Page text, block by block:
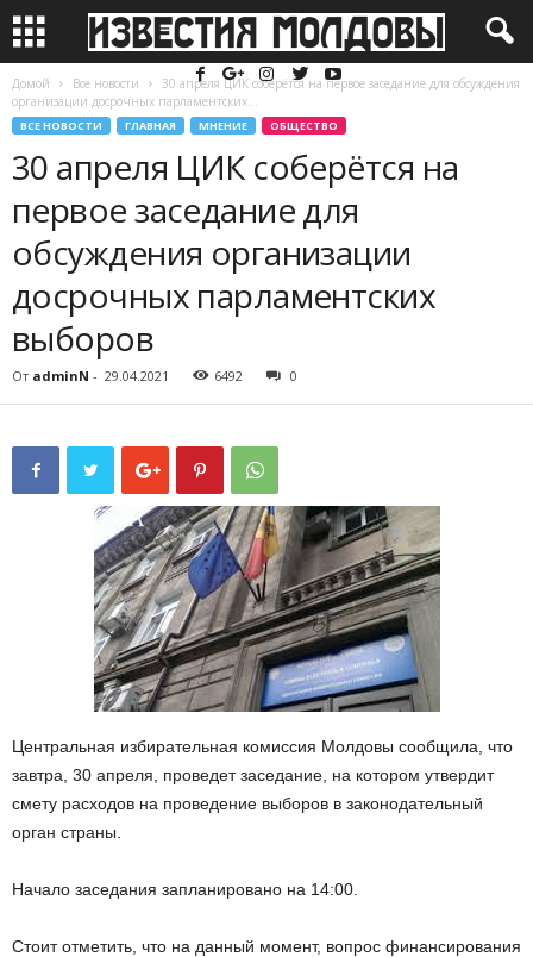
Домой Все новости
30 апреля ЦИК соберётся на первое заседание для обсуждения
организации досрочных парламентских...
ВСЕ НОВОСТИ ГЛАВНАЯ МНЕНИЕ ОБЩЕСТВО
30 апреля ЦИК соберётся на
первое заседание для
обсуждения организации
досрочных парламентских
выборов
От adminN - 29.04.2021 6492 0
Центральная избирательная комиссия Молдовы сообщила, что
завтра, 30 апреля, проведет заседание, на котором утвердит
смету расходов на проведение выборов в законодательный
орган страны.
Начало заседания запланировано на 14:00.
Стоит отметить, что на данный момент, вопрос финансирования